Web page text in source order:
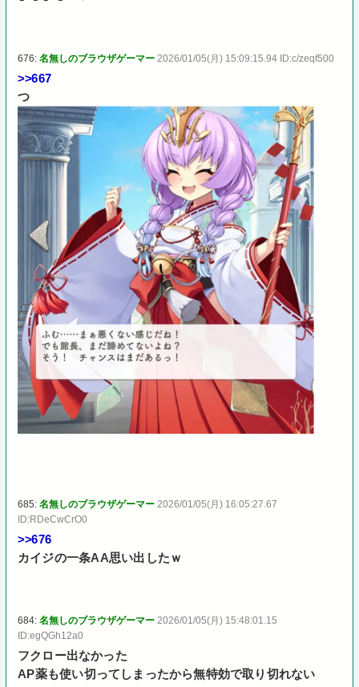
676:名無しのブラウザゲーマー 2026/01/05(月) 15:09:15.94 ID:c/zeqf500
>>667
つ
685:名無しのブラウザゲーマー 2026/01/05(月) 16:05:27.67
ID:RDeCwCrO0
>>676
カイジの一条AA思い出したｗ
684:名無しのブラウザゲーマー 2026/01/05(月) 15:48:01.15
ID:egQGh12a0
フクロー出なかった
AP薬も使い切ってしまったから無特効で取り切れない